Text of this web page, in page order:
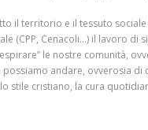
il territorio e il tessuto
(CPP, Cenacoli…) il lavoro di
le nostre comunità,
andare, ovverosia
stile cristiano, la cura